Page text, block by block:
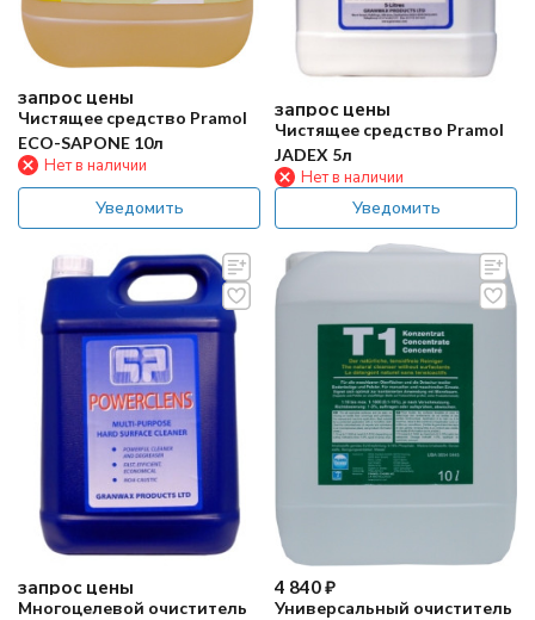
запрос цены
Чистящее средство Pramol
ECO-SAPONE 10л
Нет в наличии
Уведомить
запрос цены
Чистящее средство Pramol
JADEX 5л
Нет в наличии
Уведомить
запрос цены
Многоцелевой очиститель
4 840₽
Универсальный очиститель